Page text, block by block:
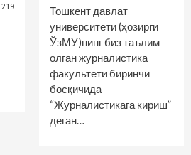
219
Тошкент давлат
университети (ҳозирги
ЎзМУ)нинг биз таълим
олган журналистика
факультети биринчи
босқичида
“Журналистикага кириш”
деган…